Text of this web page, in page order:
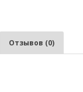
Отзывов (0)